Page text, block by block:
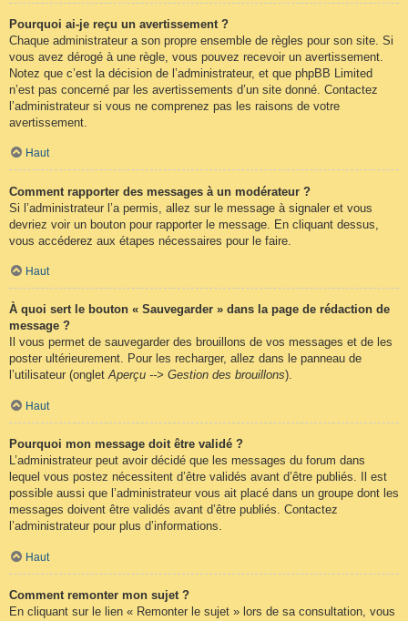
Pourquoi ai-je reçu un avertissement ?
Chaque administrateur a son propre ensemble de règles pour son site. Si
vous avez dérogé à une règle, vous pouvez recevoir un avertissement.
Notez que c’est la décision de l’administrateur, et que phpBB Limited
n’est pas concerné par les avertissements d’un site donné. Contactez
l’administrateur si vous ne comprenez pas les raisons de votre
avertissement.
Haut
Comment rapporter des messages à un modérateur ?
Si l’administrateur l’a permis, allez sur le message à signaler et vous
devriez voir un bouton pour rapporter le message. En cliquant dessus,
vous accéderez aux étapes nécessaires pour le faire.
Haut
À quoi sert le bouton « Sauvegarder » dans la page de rédaction de
message ?
Il vous permet de sauvegarder des brouillons de vos messages et de les
poster ultérieurement. Pour les recharger, allez dans le panneau de
l’utilisateur (ongletAperçu --> Gestion des brouillons).
Haut
Pourquoi mon message doit être validé ?
L’administrateur peut avoir décidé que les messages du forum dans
lequel vous postez nécessitent d’être validés avant d’être publiés. Il est
possible aussi que l’administrateur vous ait placé dans un groupe dont les
messages doivent être validés avant d’être publiés. Contactez
l’administrateur pour plus d’informations.
Haut
Comment remonter mon sujet ?
En cliquant sur le lien « Remonter le sujet » lors de sa consultation, vous